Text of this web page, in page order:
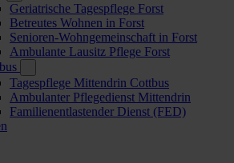
Geriatrische Tagespflege Forst
Betreutes Wohnen in Forst
Senioren-Wohngemeinschaft in Forst
Ambulante Lausitz Pflege Forst
Tagespflege Mittendrin Cottbus
Ambulanter Pflegedienst Mittendrin
Familienentlastender Dienst (FED)